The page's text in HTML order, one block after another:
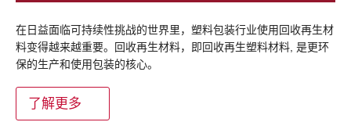
在日益面临可持续性挑战的世界里，塑料包装行业使用回收再生材
料变得越来越重要。回收再生材料，即回收再生塑料材料, 是更环
保的生产和使用包装的核心。
了解更多